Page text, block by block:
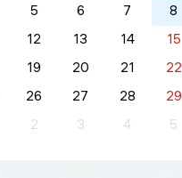
5 6 7 8
12 13 14 15
19 20 21 22
26 27 28 29
2 3 4 5